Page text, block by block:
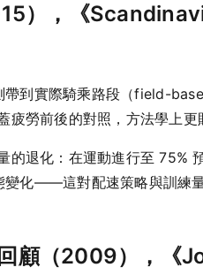
），《
到實際騎乘路段（field-
勞前後的對照，方法學上更
退化：在運動進行至 75%
變化——這對配速策略與訓練
顧（2009），《